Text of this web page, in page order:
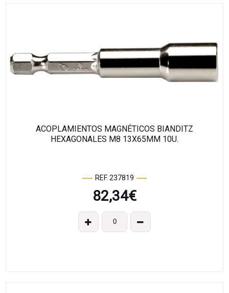
ACOPLAMIENTOS MAGNÉTICOS BIANDITZ
HEXAGONALES M8 13X65MM 10U.
REF. 237819
82,34€